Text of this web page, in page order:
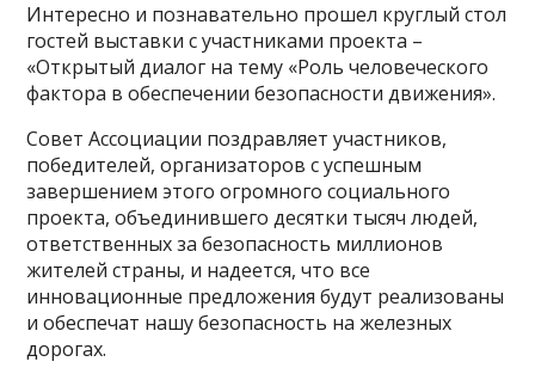
Интересно и познавательно прошел круглый стол
гостей выставки с участниками проекта –
«Открытый диалог на тему «Роль человеческого
фактора в обеспечении безопасности движения».
Совет Ассоциации поздравляет участников,
победителей, организаторов с успешным
завершением этого огромного социального
проекта, объединившего десятки тысяч людей,
ответственных за безопасность миллионов
жителей страны, и надеется, что все
инновационные предложения будут реализованы
и обеспечат нашу безопасность на железных
дорогах.